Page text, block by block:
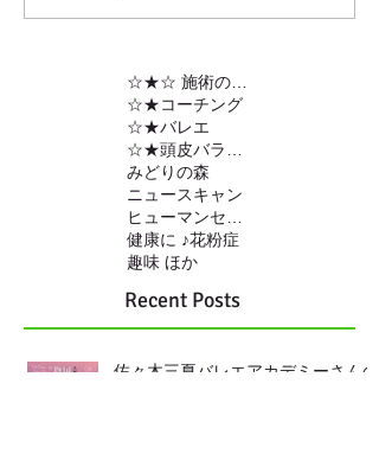
☆★コーチング
☆★バレエ
みどりの森
ニュースキャン
健康に ♪花粉症
趣味 ほか
Recent Posts
佐々木三夏バレエアカデミーさんの